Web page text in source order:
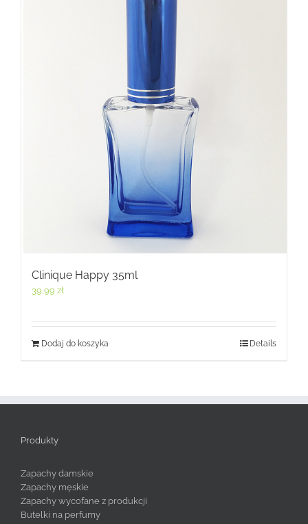
Clinique Happy 35ml
39,99 zł
Dodaj do koszyka Details
Produkty
Zapachy damskie
Zapachy męskie
Zapachy wycofane z produkcji
Butelki na perfumy